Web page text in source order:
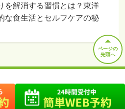
を解消する習慣とは？東洋
な食生活とセルフケアの秘
ページの
先頭へ